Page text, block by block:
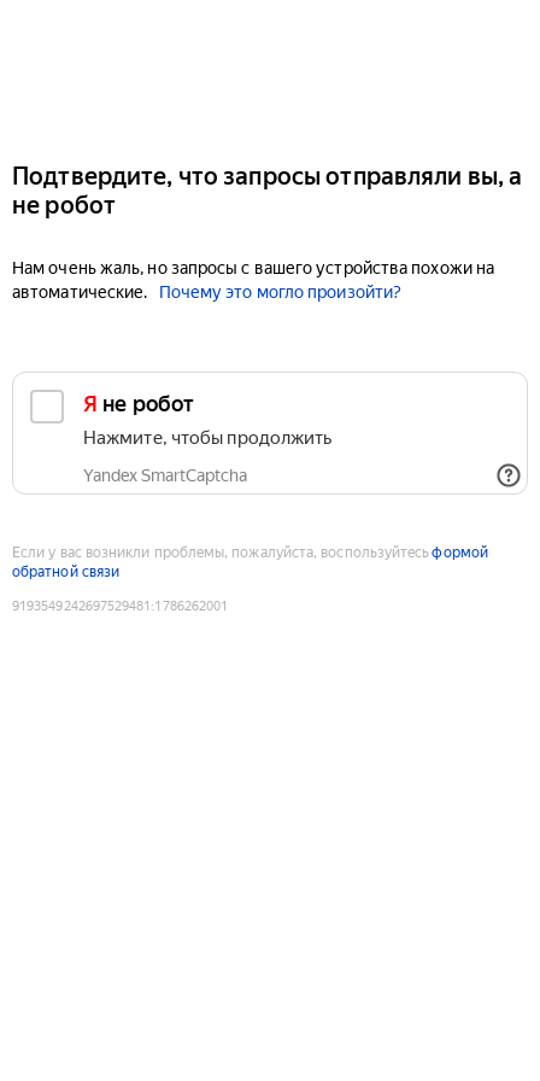
Подтвердите, что запросы отправляли вы, а
не робот
Нам очень жаль, но запросы с вашего устройства похожи на
автоматические.
Почему это могло произойти?
Я не робот
Нажмите, чтобы продолжить
Yandex SmartCaptcha
Если у вас возникли проблемы, пожалуйста, воспользуйтесьформой
обратной связи
9193549242697529481 :1786262001